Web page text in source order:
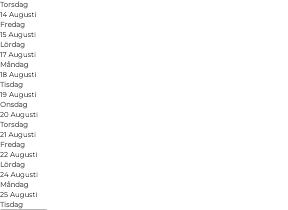
Torsdag
14 Augusti
Fredag
15 Augusti
Lördag
17 Augusti
Måndag
18 Augusti
Tisdag
19 Augusti
Onsdag
20 Augusti
Torsdag
21 Augusti
Fredag
22 Augusti
Lördag
24 Augusti
Måndag
25 Augusti
Tisdag
Beautiful accessories, shoes, interiors, jewellery and much more...
Facebook
Instagram
Läs mer